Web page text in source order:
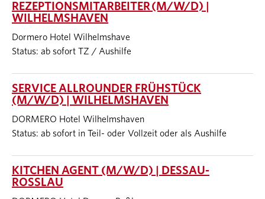
REZEPTIONSMITARBEITER (M/W/D) |
WILHELMSHAVEN
Dormero Hotel Wilhelmshave
Status: ab sofort TZ / Aushilfe
SERVICE ALLROUNDER FRÜHSTÜCK
(M/W/D) | WILHELMSHAVEN
DORMERO Hotel Wilhelmshaven
Status: ab sofort in Teil- oder Vollzeit oder als Aushilfe
KITCHEN AGENT (M/W/D) | DESSAU-
ROSSLAU